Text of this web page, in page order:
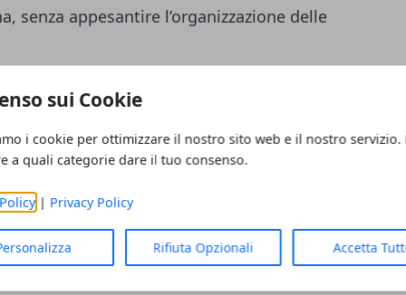
sui Cookie
i cookie per ottimizzare il nostro sito web e il nostro servizio.
a quali categorie dare il tuo consenso.
| Privacy Policy
Rifiuta Opzionali Accetta
senza appesantire l’organizzazione delle
spazi sanitari
la mozione richiama anche il tema
di ridurre l’utilizzo di bottiglie di
spazi pubblici sanitari, in coerenza con gli
dei rifiuti.